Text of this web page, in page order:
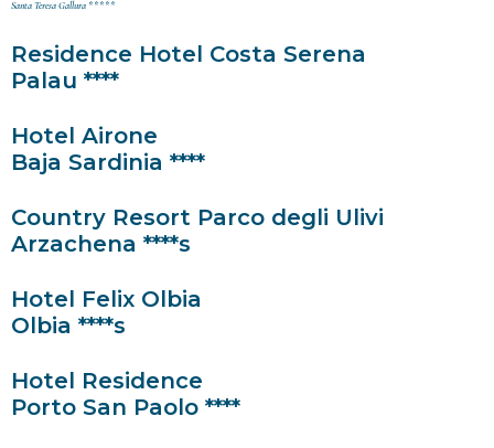
Santa Teresa Gallura *****
Residence Hotel Costa Serena
Palau ****
Hotel Airone
Baja Sardinia ****
Country Resort Parco degli Ulivi
Arzachena ****s
Hotel Felix Olbia
Olbia ****s
Hotel Residence
Porto San Paolo ****